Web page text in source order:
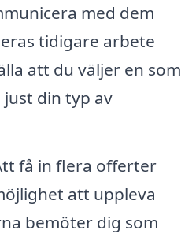
med dem
tidigare arbete
att du väljer en som
din typ av
få in flera offerter
att uppleva
bemöter dig som